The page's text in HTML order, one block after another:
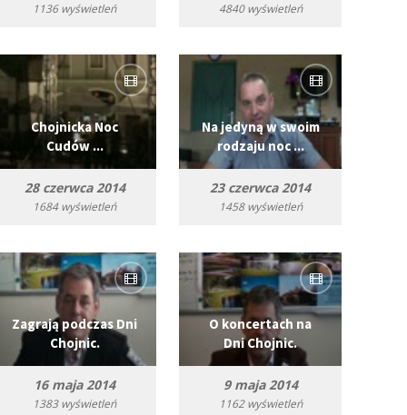
1136 wyświetleń 4840 wyświetleń
Chojnicka Noc
Cudów ...
28 czerwca 2014
1684 wyświetleń
Na jedyną w swoim
rodzaju noc ...
23 czerwca 2014
1458 wyświetleń
Zagrają podczas Dni
Chojnic.
16 maja 2014
1383 wyświetleń
O koncertach na
Dni Chojnic.
9 maja 2014
1162 wyświetleń